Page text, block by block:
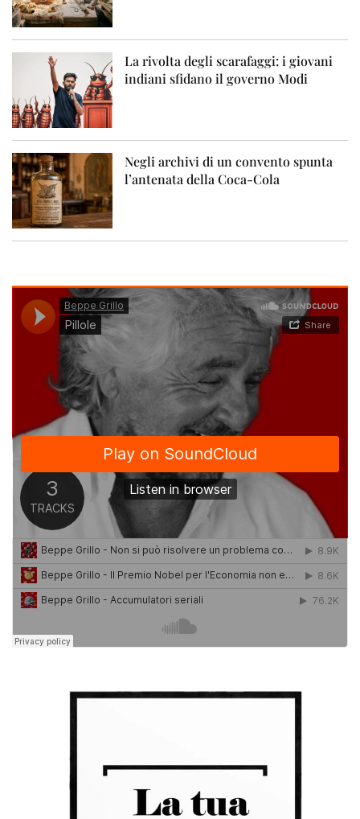
La rivolta degli scarafaggi: i giovani
indiani sfidano il governo Modi
Negli archivi di un convento spunta
l’antenata della Coca-Cola